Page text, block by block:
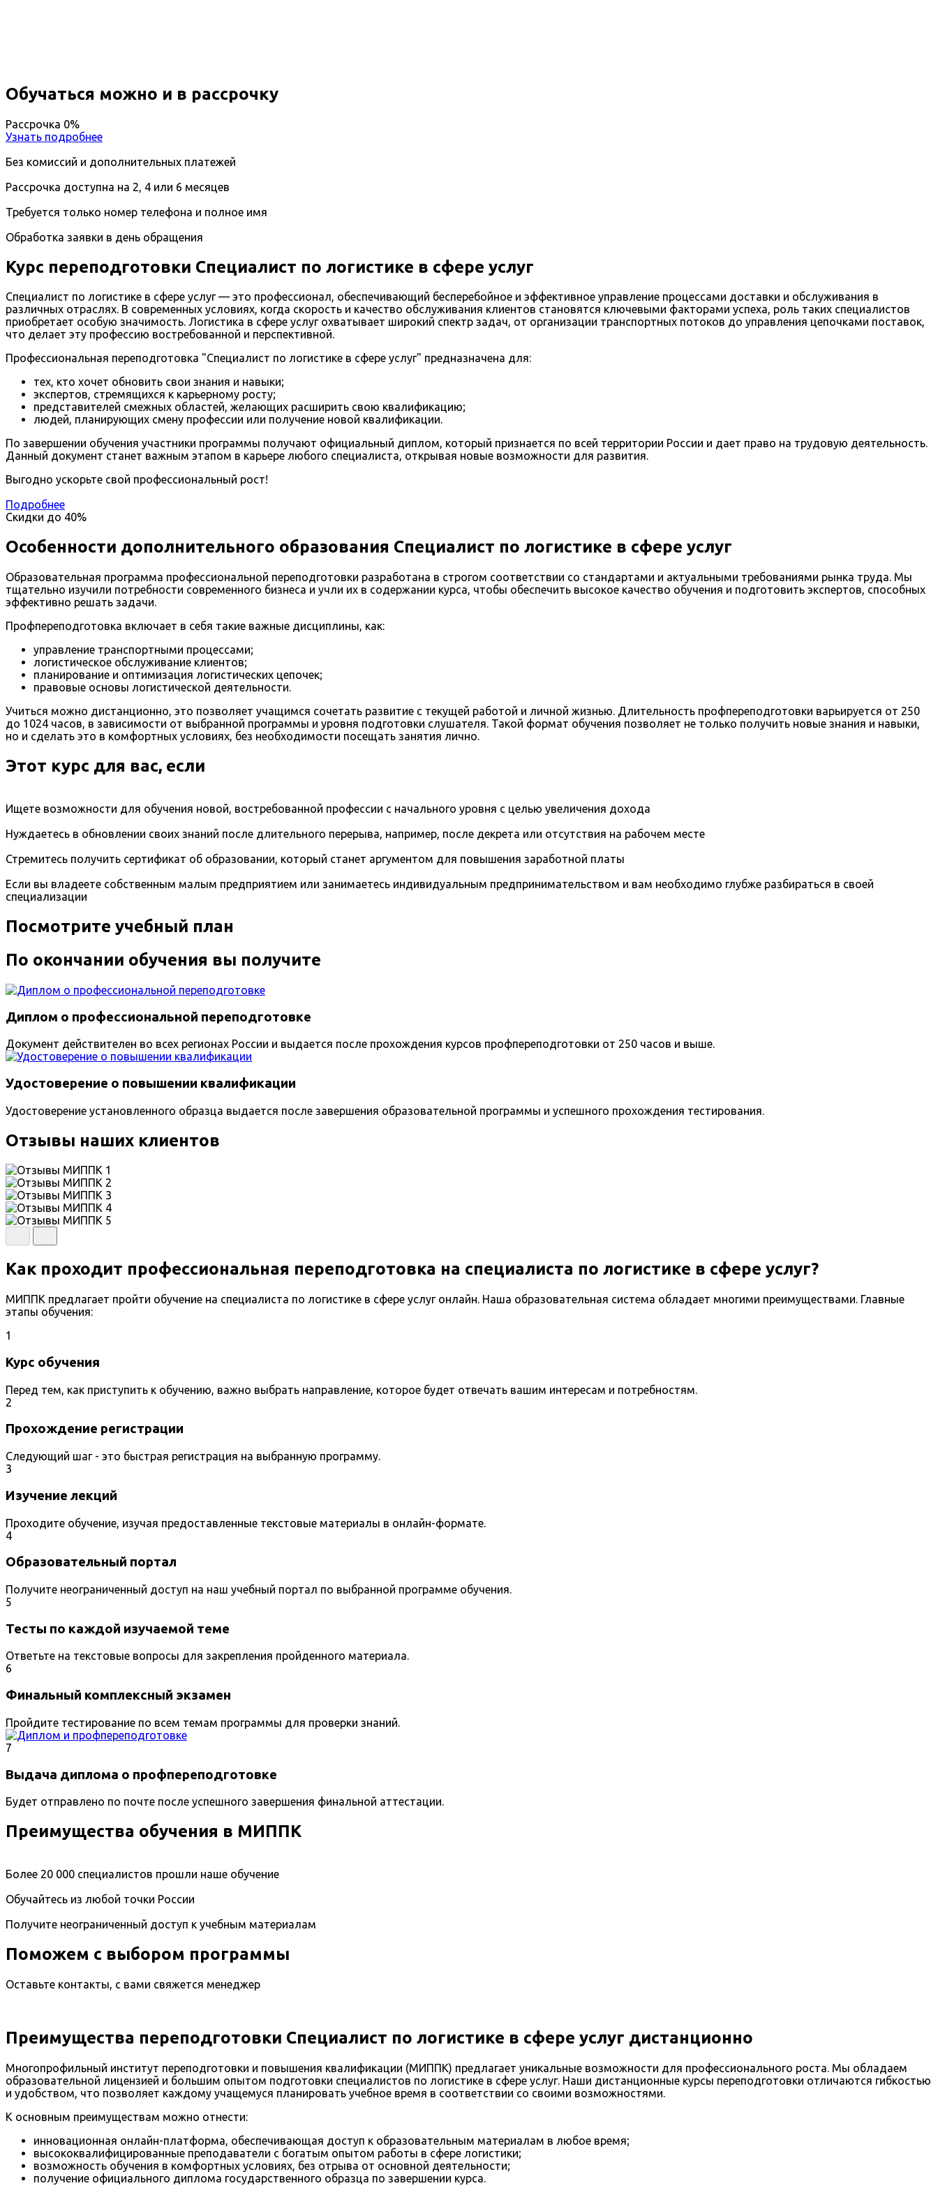
Обучаться можно и в рассрочку
Рассрочка 0%
Узнать подробнее
Без комиссий и дополнительных платежей
Рассрочка доступна на 2, 4 или 6 месяцев
Требуется только номер телефона и полное имя
Обработка заявки в день обращения
Курс переподготовки Специалист по логистике в сфере услуг
Специалист по логистике в сфере услуг — это профессионал, обеспечивающий бесперебойное и эффективное управление процессами доставки и обслуживания в
различных отраслях. В современных условиях, когда скорость и качество обслуживания клиентов становятся ключевыми факторами успеха, роль таких специалистов
приобретает особую значимость. Логистика в сфере услуг охватывает широкий спектр задач, от организации транспортных потоков до управления цепочками поставок,
что делает эту профессию востребованной и перспективной.
Профессиональная переподготовка "Специалист по логистике в сфере услуг" предназначена для:
тех, кто хочет обновить свои знания и навыки;
экспертов, стремящихся к карьерному росту;
представителей смежных областей, желающих расширить свою квалификацию;
людей, планирующих смену профессии или получение новой квалификации.
По завершении обучения участники программы получают официальный диплом, который признается по всей территории России и дает право на трудовую деятельность.
Данный документ станет важным этапом в карьере любого специалиста, открывая новые возможности для развития.
Выгодно ускорьте свой профессиональный рост!
Подробнее
Скидки до 40%
Особенности дополнительного образования Специалист по логистике в сфере услуг
Образовательная программа профессиональной переподготовки разработана в строгом соответствии со стандартами и актуальными требованиями рынка труда. Мы
тщательно изучили потребности современного бизнеса и учли их в содержании курса, чтобы обеспечить высокое качество обучения и подготовить экспертов, способных
эффективно решать задачи.
Профпереподготовка включает в себя такие важные дисциплины, как:
управление транспортными процессами;
логистическое обслуживание клиентов;
планирование и оптимизация логистических цепочек;
правовые основы логистической деятельности.
Учиться можно дистанционно, это позволяет учащимся сочетать развитие с текущей работой и личной жизнью. Длительность профпереподготовки варьируется от 250
до 1024 часов, в зависимости от выбранной программы и уровня подготовки слушателя. Такой формат обучения позволяет не только получить новые знания и навыки,
но и сделать это в комфортных условиях, без необходимости посещать занятия лично.
Этот курс для вас, если
Ищете возможности для обучения новой, востребованной профессии с начального уровня с целью увеличения дохода
Нуждаетесь в обновлении своих знаний после длительного перерыва, например, после декрета или отсутствия на рабочем месте
Стремитесь получить сертификат об образовании, который станет аргументом для повышения заработной платы
Если вы владеете собственным малым предприятием или занимаетесь индивидуальным предпринимательством и вам необходимо глубже разбираться в своей
специализации
Посмотрите учебный план
По окончании обучения вы получите
Диплом о профессиональной переподготовке
Документ действителен во всех регионах России и выдается после прохождения курсов профпереподготовки от 250 часов и выше.
Удостоверение о повышении квалификации
Удостоверение установленного образца выдается после завершения образовательной программы и успешного прохождения тестирования.
Отзывы наших клиентов
Как проходит профессиональная переподготовка на специалиста по логистике в сфере услуг?
МИППК предлагает пройти обучение на специалиста по логистике в сфере услуг онлайн. Наша образовательная система обладает многими преимуществами. Главные
этапы обучения:
1
Курс обучения
Перед тем, как приступить к обучению, важно выбрать направление, которое будет отвечать вашим интересам и потребностям.
2
Прохождение регистрации
Следующий шаг - это быстрая регистрация на выбранную программу.
3
Изучение лекций
Проходите обучение, изучая предоставленные текстовые материалы в онлайн-формате.
4
Образовательный портал
Получите неограниченный доступ на наш учебный портал по выбранной программе обучения.
5
Тесты по каждой изучаемой теме
Ответьте на текстовые вопросы для закрепления пройденного материала.
6
Финальный комплексный экзамен
Пройдите тестирование по всем темам программы для проверки знаний.
7
Выдача диплома о профпереподготовке
Будет отправлено по почте после успешного завершения финальной аттестации.
Преимущества обучения в МИППК
Более 20 000 специалистов прошли наше обучение
Обучайтесь из любой точки России
Получите неограниченный доступ к учебным материалам
Поможем с выбором программы
Оставьте контакты, с вами свяжется менеджер
Преимущества переподготовки Специалист по логистике в сфере услуг дистанционно
Многопрофильный институт переподготовки и повышения квалификации (МИППК) предлагает уникальные возможности для профессионального роста. Мы обладаем
образовательной лицензией и большим опытом подготовки специалистов по логистике в сфере услуг. Наши дистанционные курсы переподготовки отличаются гибкостью
и удобством, что позволяет каждому учащемуся планировать учебное время в соответствии со своими возможностями.
К основным преимуществам можно отнести:
инновационная онлайн-платформа, обеспечивающая доступ к образовательным материалам в любое время;
высококвалифицированные преподаватели с богатым опытом работы в сфере логистики;
возможность обучения в комфортных условиях, без отрыва от основной деятельности;
получение официального диплома государственного образца по завершении курса.